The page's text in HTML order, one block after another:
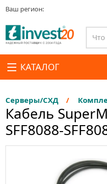
Ваш регион:
КАТАЛОГ
Серверы/СХД
Кабель
SFF8088-